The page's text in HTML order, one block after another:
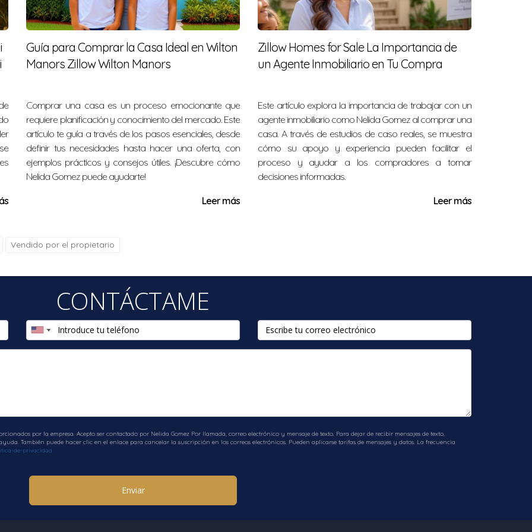
que ha encontrado inspiración en las coloridas calles de Edgewater. La comunidad artística floreciente
y conectar con otros creativos. Ana comparte:
apasionadas por el arte y la creatividad.
y ocio o un artista en busca de inspiración, aquí encontrarás lo que necesitas. Si estás considerando
en Edgewater?
sin embargo, generalmente se considera accesible comparado con otros vecindarios cercanos.
de seguridad; muchas familias han elegido mudarse aquí por esa razón.
disponibles?
disponibles que facilitan el desplazamiento hacia otras partes de Miami. Si estás listo para
Guía para Comprar la Casa Ideal en Wilton
Manors Zillow Wilton Manors
Comprar una casa es un proceso emocionante que
requiere planificación y conocimiento del mercado. Este
artículo te guía a través de los pasos esenciales, desde
definir tus necesidades hasta hacer una oferta, con
ejemplos prácticos y consejos útiles. ¡Descubre cómo
Nelida Gomez puede ayudarte!
Leer más
Zillow Homes for Sale La Importancia de
un Agente Inmobiliario en Tu Compra
Este artículo explora la importancia de trabajar con un
agente inmobiliario como Nelida Gomez al comprar una
casa. A través de estudios de caso reales, se muestra
cómo su apoyo y experiencia pueden facilitar el
proceso y ayudar a los compradores a tomar
decisiones informadas.
Leer más
Vendido por el propietario
CONTÁCTAME
por la empresa. Acepto ser contactado por Nelida Gomez Por llamada, correo electrónico y mensaje de texto. Para dejar de recibir mensajes de texto,
También puede hacer clic en el enlace para cancelar la suscripción en los correos electrónicos. Pueden aplicarse tarifas de mensajes y datos. La frecuencia
de-privacidad
Enviar